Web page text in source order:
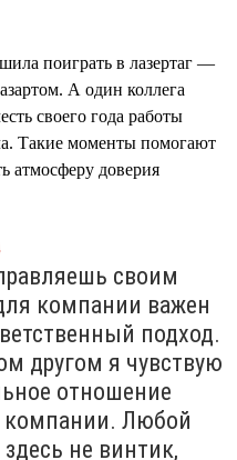
поиграть в лазертаг —
А один коллега
своего года работы
Такие моменты помогают
атмосферу доверия
своим
компании важен
подход.
другом я чувствую
отношение
компании. Любой
не винтик,